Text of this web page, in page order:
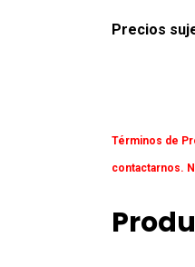
Precios
Términos de
contactarnos.